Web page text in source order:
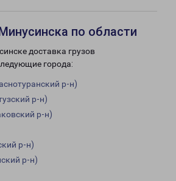
по области
доставка грузов
города:
р-н)
р-н)
р-н)
р-н)
р-н)